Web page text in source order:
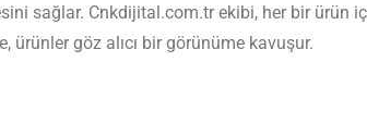
sağlar. Cnkdijital.com.tr ekibi, her bir ürün
ürünler göz alıcı bir görünüme kavuşur.